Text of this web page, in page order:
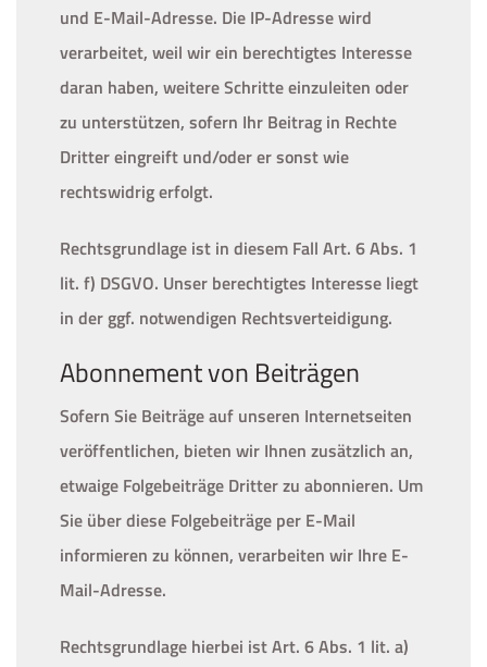
und E-Mail-Adresse. Die IP-Adresse wird
verarbeitet, weil wir ein berechtigtes Interesse
daran haben, weitere Schritte einzuleiten oder
zu unterstützen, sofern Ihr Beitrag in Rechte
Dritter eingreift und/oder er sonst wie
rechtswidrig erfolgt.
Rechtsgrundlage ist in diesem Fall Art. 6 Abs. 1
lit. f) DSGVO. Unser berechtigtes Interesse liegt
in der ggf. notwendigen Rechtsverteidigung.
Abonnement von Beiträgen
Sofern Sie Beiträge auf unseren Internetseiten
veröffentlichen, bieten wir Ihnen zusätzlich an,
etwaige Folgebeiträge Dritter zu abonnieren. Um
Sie über diese Folgebeiträge per E-Mail
informieren zu können, verarbeiten wir Ihre E-
Mail-Adresse.
Rechtsgrundlage hierbei ist Art. 6 Abs. 1 lit. a)